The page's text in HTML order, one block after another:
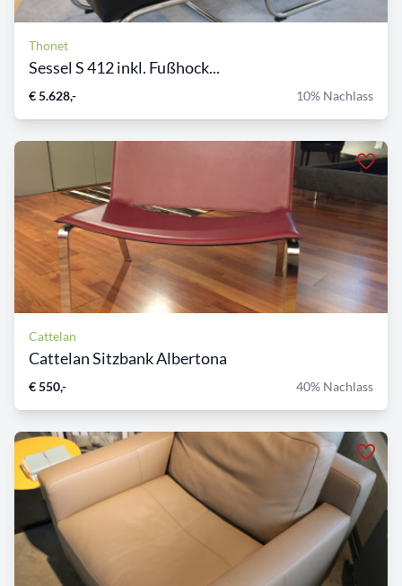
Thonet
Sessel S 412 inkl. Fußhock...
€ 5.628,- 10% Nachlass
Cattelan
Cattelan Sitzbank Albertona
€ 550,- 40% Nachlass